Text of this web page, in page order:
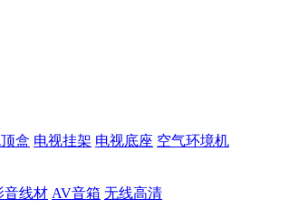
盒 电视挂架 电视底座 空气环境机
音线材 AV音箱 无线高清